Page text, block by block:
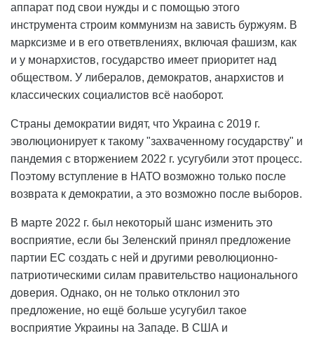
аппарат под свои нужды и с помощью этого
инструмента строим коммунизм на зависть буржуям. В
марксизме и в его ответвлениях, включая фашизм, как
и у монархистов, государство имеет приоритет над
обществом. У либералов, демократов, анархистов и
классических социалистов всё наоборот.
Страны демократии видят, что Украина с 2019 г.
эволюционирует к такому "захваченному государству" и
пандемия с вторжением 2022 г. усугубили этот процесс.
Поэтому вступление в НАТО возможно только после
возврата к демократии, а это возможно после выборов.
В марте 2022 г. был некоторый шанс изменить это
восприятие, если бы Зеленский принял предложение
партии ЕС создать с ней и другими революционно-
патриотическими силам правительство национального
доверия. Однако, он не только отклонил это
предложение, но ещё больше усугубил такое
восприятие Украины на Западе. В США и